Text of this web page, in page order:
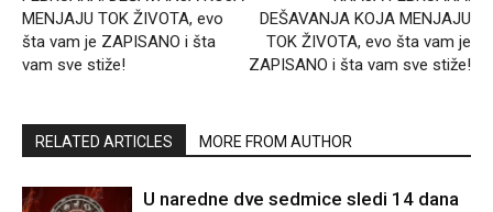
MENJAJU TOK ŽIVOTA, evo
šta vam je ZAPISANO i šta
vam sve stiže!
DEŠAVANJA KOJA MENJAJU
TOK ŽIVOTA, evo šta vam je
ZAPISANO i šta vam sve stiže!
RELATED ARTICLES MORE FROM AUTHOR
U naredne dve sedmice sledi 14 dana